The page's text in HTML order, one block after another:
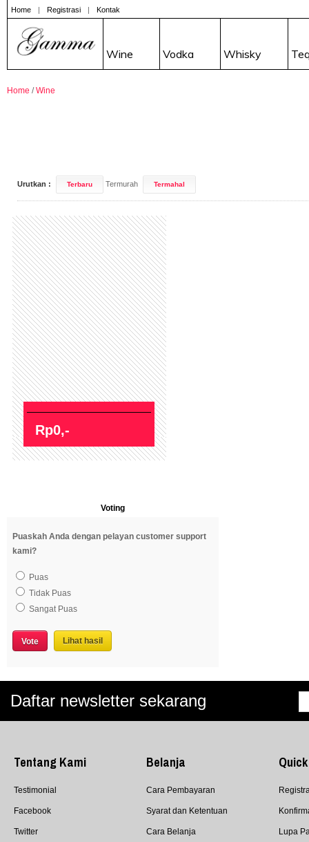
Home | Registrasi | Kontak
Wine Vodka Whisky
Home /Wine
Urutkan : Terbaru Termurah Termahal
Rp0,-
Voting
Puaskah Anda dengan pelayan customer support
kami?
Puas
Tidak Puas
Sangat Puas
Lihat hasil
Daftar newsletter sekarang
Tentang Kami
Testimonial
Facebook
Twitter
Belanja
Cara Pembayaran
Syarat dan Ketentuan
Cara Belanja Lupa